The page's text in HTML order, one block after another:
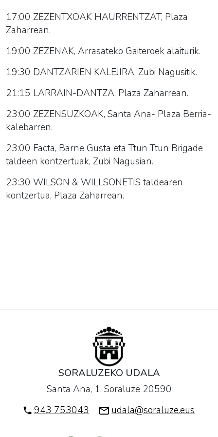
17:00 ZEZENTXOAK HAURRENTZAT, Plaza
Zaharrean.
19:00 ZEZENAK, Arrasateko Gaiteroek alaiturik.
19:30 DANTZARIEN KALEJIRA, Zubi Nagusitik.
21:15 LARRAIN-DANTZA, Plaza Zaharrean.
23:00 ZEZENSUZKOAK, Santa Ana- Plaza Berria-
kalebarren.
23:00 Facta, Barne Gusta eta Ttun Ttun Brigade
taldeen kontzertuak, Zubi Nagusian.
23:30 WILSON & WILLSONETIS taldearen
kontzertua, Plaza Zaharrean.
SORALUZEKO UDALA
Santa Ana, 1. Soraluze 20590
943 753043
udala@soraluze.eus